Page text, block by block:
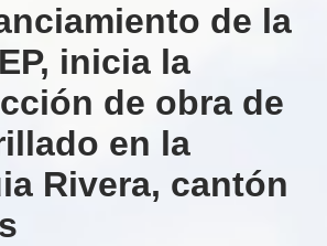
de la
inicia la
de obra de
en la
Rivera, cantón